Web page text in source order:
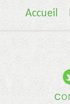
C
Accueil